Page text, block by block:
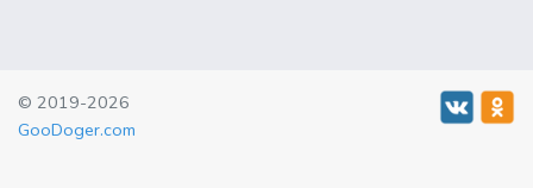
© 2019-2026
GooDoger.com